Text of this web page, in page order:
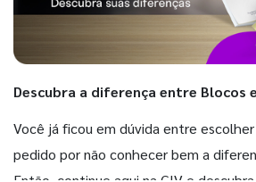
Descubra a diferença entre Blocos
Você já ficou em dúvida entre
pedido por não conhecer bem a